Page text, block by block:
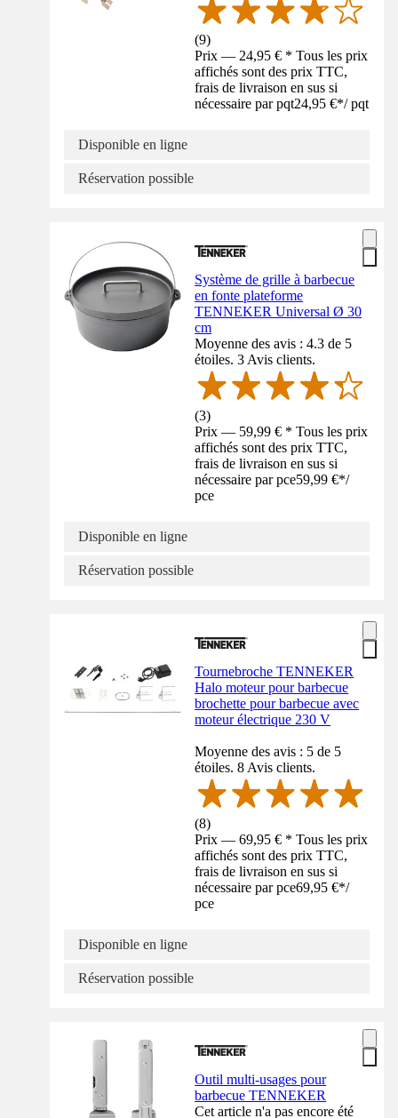
(9)
Prix — 24,95 € * Tous les prix
affichés sont des prix TTC,
frais de livraison en sus si
nécessaire par pqt24,95 €*/ pqt
Disponible en ligne
Réservation possible
Système de grille à barbecue
en fonte plateforme
TENNEKER Universal Ø 30
cm
Moyenne des avis : 4.3 de 5
étoiles. 3 Avis clients.
(3)
Prix — 59,99 € * Tous les prix
affichés sont des prix TTC,
frais de livraison en sus si
nécessaire par pce59,99 €*/
pce
Disponible en ligne
Réservation possible
Tournebroche TENNEKER
Halo moteur pour barbecue
brochette pour barbecue avec
moteur électrique 230 V
Moyenne des avis : 5 de 5
étoiles. 8 Avis clients.
(8)
Prix — 69,95 € * Tous les prix
affichés sont des prix TTC,
frais de livraison en sus si
nécessaire par pce69,95 €*/
pce
Disponible en ligne
Réservation possible
Outil multi-usages pour
barbecue TENNEKER
Cet article n'a pas encore été